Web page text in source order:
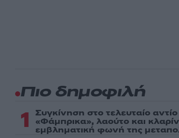
Πιο δημοφιλή
1 Συγκίνηση στο τελευταίο
«Φάμπρικα», λαούτο και
εμβληματική φωνή της